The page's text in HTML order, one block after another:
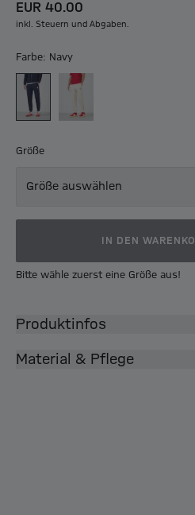
EUR 40.00
inkl. Steuern und Abgaben.
Farbe: Navy
Größe
Größe auswählen
IN DEN
Bitte wähle zuerst eine Größe aus!
Produktinfos
Material & Pflege